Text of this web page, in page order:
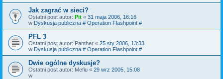
Jak zagrać w sieci?
Ostatni post autor: Pit « 31 maja 2006, 16:16
w Dyskusja publiczna # Operation Flashpoint #
PFL 3
Ostatni post autor: Panther « 25 sty 2006, 13:33
w Dyskusja publiczna # Operation Flashpoint #
Dwie ogólne dyskusje?
Ostatni post autor: Mefiu « 29 wrz 2005, 15:08
w